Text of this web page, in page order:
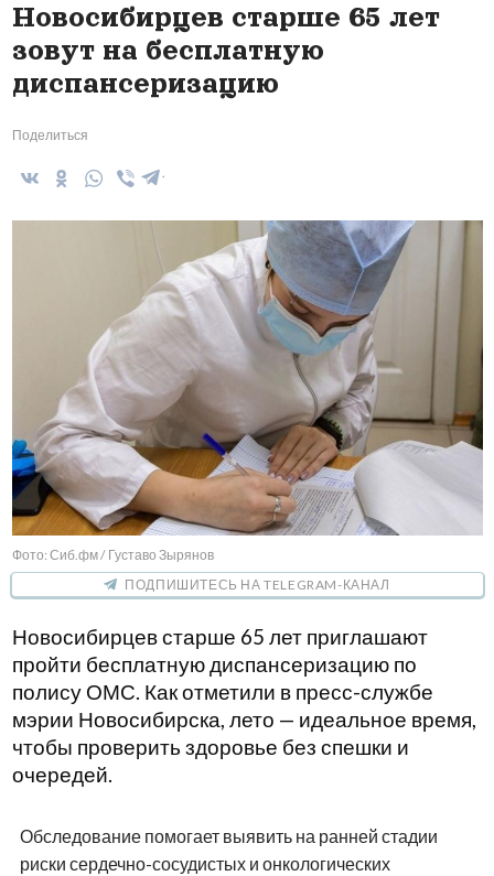
Новосибирцев старше 65 лет
зовут на бесплатную
диспансеризацию
Поделиться
Фото: Сиб.фм / Густаво Зырянов
ПОДПИШИТЕСЬ НА TELEGRAM-КАНАЛ
Новосибирцев старше 65 лет приглашают
пройти бесплатную диспансеризацию по
полису ОМС. Как отметили в пресс-службе
мэрии Новосибирска, лето — идеальное время,
чтобы проверить здоровье без спешки и
очередей.
Обследование помогает выявить на ранней стадии
риски сердечно-сосудистых и онкологических